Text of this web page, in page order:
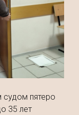
судом пятеро
35 лет